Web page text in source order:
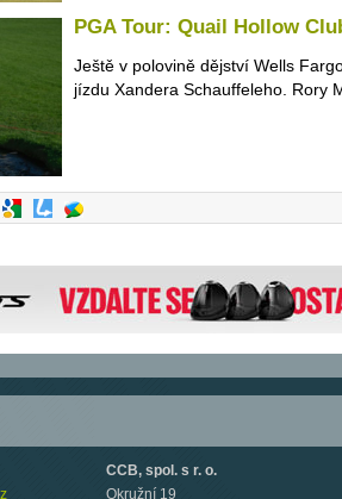
PGA Tour: Quail Hollow
Ještě v polovině dějství Wells
jízdu Xandera Schauffeleho. Rory
CCB, spol. s r. o.
Okružní 19